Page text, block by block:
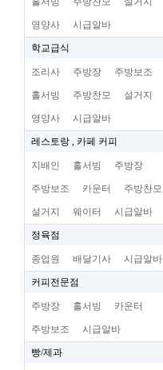
영양사 시급알바
학교급식
조리사 주방장 주방보조
홀서빙 주방찬모 설거지
영양사 시급알바
레스토랑 , 카페 커피
지배인 홀서빙 주방장
주방보조 카운터 주방찬모
설거지 웨이터 시급알바
정육점
종업원 배달기사 시급알바
커피전문점
주방장 홀서빙 카운터
주방보조 시급알바
빵/제과